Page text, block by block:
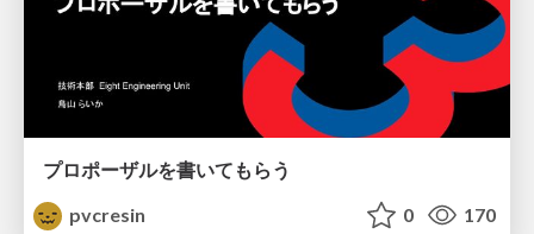
プロポーザルを書いてもらう
pvcresin
0 170